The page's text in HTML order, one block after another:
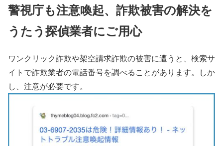
警視庁も注意喚起、詐欺被害の解決を
うたう探偵業者にご用心
ワンクリック詐欺や架空請求詐欺の被害に遭うと、検索サ
イトで詐欺業者の電話番号を調べることがあります。しか
し、注意が必要です。